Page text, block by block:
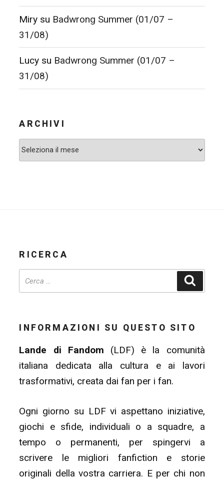
Miry su Badwrong Summer (01/07 –
31/08)
Lucy su Badwrong Summer (01/07 –
31/08)
ARCHIVI
Archivi
RICERCA
INFORMAZIONI SU QUESTO SITO
Lande di Fandom (LDF) è la comunità
italiana dedicata alla cultura e ai lavori
trasformativi, creata dai fan per i fan.
Ogni giorno su LDF vi aspettano iniziative,
giochi e sfide, individuali o a squadre, a
tempo o permanenti, per spingervi a
scrivere le migliori fanfiction e storie
originali della vostra carriera. E per chi non